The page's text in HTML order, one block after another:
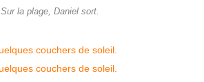
Sur la plage, Daniel sort.